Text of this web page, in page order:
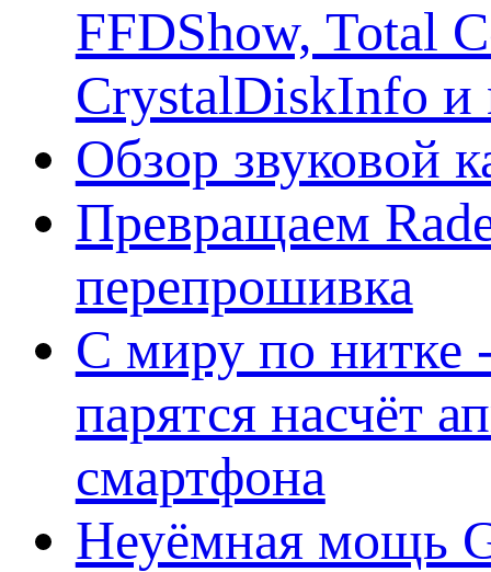
FFDShow, Total
CrystalDiskInfo и
Обзор звуковой
Превращаем
перепрошивка
С миру по нитке
парятся насчёт
смартфона
Неуёмная мощь